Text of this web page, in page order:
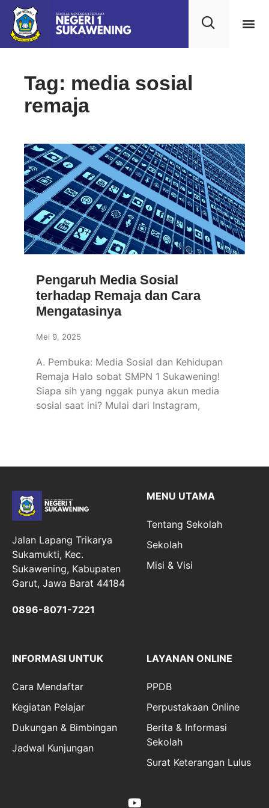
Tag: media sosial
remaja
Pengaruh Media Sosial
terhadap Remaja dan Cara
Mengatasinya
Mei 9, 2025
A. Pembuka: Media Sosial dan Kehidupan
Remaja Halo sobat SMPN 1 Sukawening!
Siapa sih yang nggak punya akun media
sosial saat ini? Mulai dari Instagram,
Jalan Lapang Trikarya
Sukamukti, Kec.
Sukawening, Kabupaten
Garut, Jawa Barat 44184
0896-8071-7221
MENU UTAMA
Tentang Sekolah
Sekolah
Misi & Visi
INFORMASI UNTUK
Cara Mendaftar
Kegiatan Pelajar
Dukungan & Bimbingan
Jadwal Kunjungan
LAYANAN ONLINE
PPDB
Perpustakaan Online
Berita & Informasi
Sekolah
Surat Keterangan Lulus